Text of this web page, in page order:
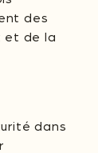
des
et de la
dans